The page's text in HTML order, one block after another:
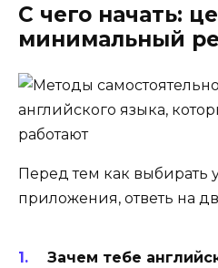
С чего начать:
минимальный
Перед тем как выбирать
приложения, ответь на
Зачем тебе